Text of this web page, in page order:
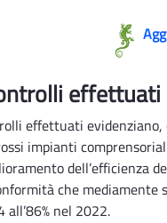
ind 3 - Rsa
effettuati
effettuati evidenziano,
impianti
dell’efficienza
che mediamente
all’86% nel 2022.